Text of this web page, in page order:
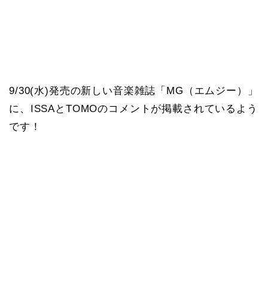
9/30(水)発売の新しい音楽雑誌「MG（エムジー）」
に、ISSAとTOMOのコメントが掲載されているよう
です！